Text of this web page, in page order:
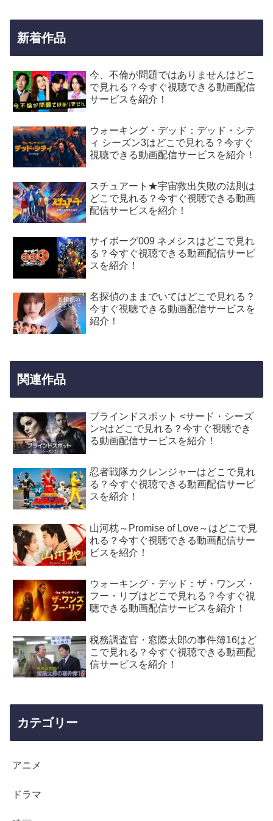
新着作品
今、不倫が問題ではありませんはどこ
で見れる？今すぐ視聴できる動画配信
サービスを紹介！
ウォーキング・デッド：デッド・シテ
ィ シーズン3はどこで見れる？今すぐ
視聴できる動画配信サービスを紹介！
スチュアート★宇宙救出失敗の法則は
どこで見れる？今すぐ視聴できる動画
配信サービスを紹介！
サイボーグ009 ネメシスはどこで見れ
る？今すぐ視聴できる動画配信サービ
スを紹介！
名探偵のままでいてはどこで見れる？
今すぐ視聴できる動画配信サービスを
紹介！
関連作品
ブラインドスポット <サード・シーズ
ン>はどこで見れる？今すぐ視聴でき
る動画配信サービスを紹介！
忍者戦隊カクレンジャーはどこで見れ
る？今すぐ視聴できる動画配信サービ
スを紹介！
山河枕～Promise of Love～はどこで見
れる？今すぐ視聴できる動画配信サー
ビスを紹介！
ウォーキング・デッド：ザ・ワンズ・
フー・リブはどこで見れる？今すぐ視
聴できる動画配信サービスを紹介！
税務調査官・窓際太郎の事件簿16はど
こで見れる？今すぐ視聴できる動画配
信サービスを紹介！
カテゴリー
アニメ
ドラマ